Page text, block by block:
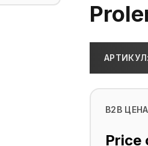
АРТИКУЛ:
B2B ЦЕНА
Price